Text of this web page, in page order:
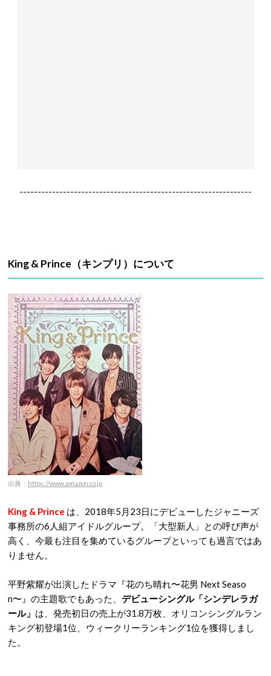
----------------------------------------------------------------
King & Prince（キンプリ）について
出典： https://www.amazon.co.jp
King & Prince は、2018年5月23日にデビューしたジャニーズ
事務所の6人組アイドルグループ。「大型新人」との呼び声が
高く、今最も注目を集めているグループといっても過言ではあ
りません。
平野紫耀が出演したドラマ『花のち晴れ〜花男 Next Seaso
n〜』の主題歌でもあった、 デビューシングル「シンデレラガ
ール」 は、発売初日の売上が31.8万枚、オリコンシングルラン
キング初登場1位、ウィークリーランキング1位を獲得しまし
た。